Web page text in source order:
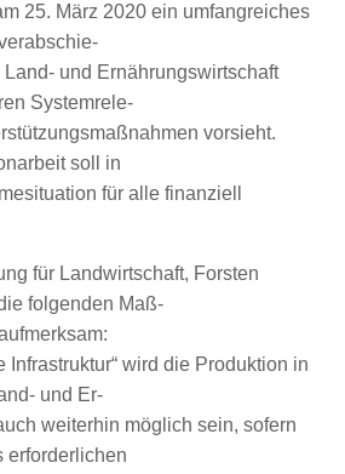
25. März 2020 ein umfangreiches
und Ernährungswirtschaft
Systemrele-
vorsieht.
soll in
für alle finanziell
für Landwirtschaft, Forsten
folgenden Maß-
Infrastruktur“ wird die Produktion in
und Er-
weiterhin möglich sein, sofern
erforderlichen